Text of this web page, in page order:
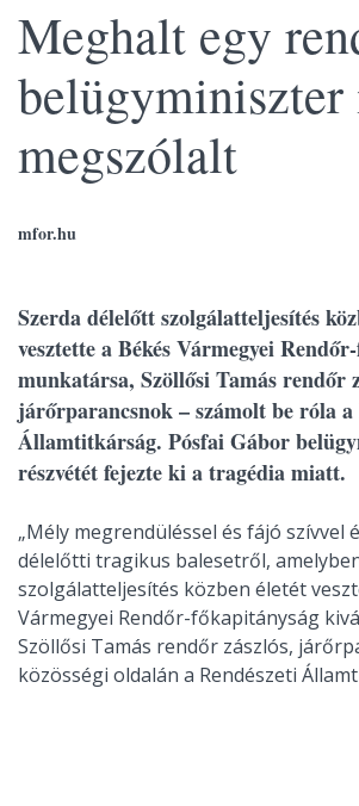
Meghalt egy
belügyminiszter
megszólalt
mfor.hu
Szerda délelőtt szolgálatteljesítés
vesztette a Békés Vármegyei
munkatársa, Szöllősi Tamás rendőr
járőrparancsnok – számolt be róla a
Államtitkárság. Pósfai Gábor
részvétét fejezte ki a tragédia miatt.
„Mély megrendüléssel és fájó szívvel
délelőtti tragikus balesetről,
szolgálatteljesítés közben életét
Vármegyei Rendőr-főkapitányság
Szöllősi Tamás rendőr zászlós,
közösségi oldalán a Rendészeti